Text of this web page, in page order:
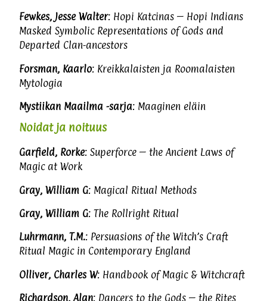
Fewkes, Jesse Walter: Hopi Katcinas – Hopi Indians
Masked Symbolic Representations of Gods and
Departed Clan-ancestors
Forsman, Kaarlo: Kreikkalaisten ja Roomalaisten
Mytologia
Mystiikan Maailma -sarja: Maaginen eläin
Noidat ja noituus
Garfield, Rorke: Superforce – the Ancient Laws of
Magic at Work
Gray, William G: Magical Ritual Methods
Gray, William G: The Rollright Ritual
Luhrmann, T.M.: Persuasions of the Witch’s Craft
Ritual Magic in Contemporary England
Olliver, Charles W: Handbook of Magic & Witchcraft
Richardson, Alan: Dancers to the Gods – the Rites